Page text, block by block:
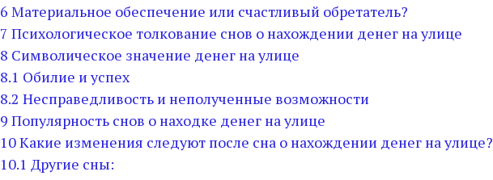
6 Материальное обеспечение или счастливый обретатель?
7 Психологическое толкование снов о нахождении денег на улице
8 Символическое значение денег на улице
8.1 Обилие и успех
8.2 Несправедливость и неполученные возможности
9 Популярность снов о находке денег на улице
10Какие изменения следуют после сна о нахождении денег на улице?
10.1 Другие сны: